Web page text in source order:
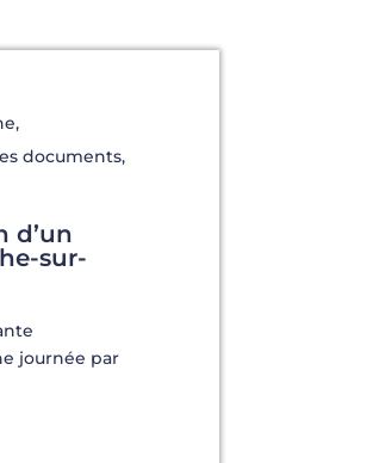
,
documents,
d’un
sur-
journée par